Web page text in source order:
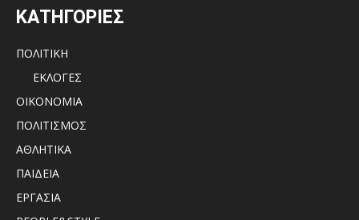
ΚΑΤΗΓΟΡΙΕΣ
ΠΟΛΙΤΙΚΗ
ΕΚΛΟΓΕΣ
ΟΙΚΟΝΟΜΙΑ
ΠΟΛΙΤΙΣΜΟΣ
ΑΘΛΗΤΙΚΑ
ΠΑΙΔΕΙΑ
ΕΡΓΑΣΙΑ